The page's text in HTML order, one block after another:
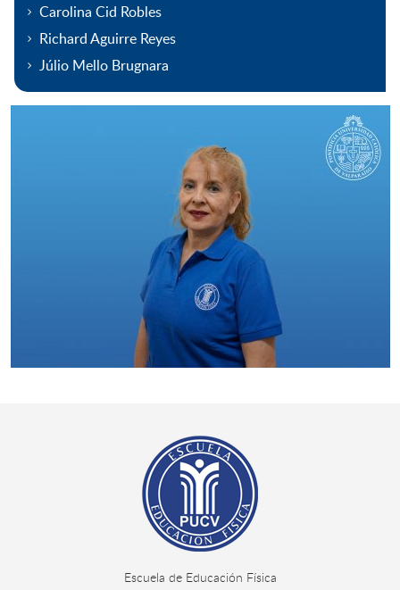
Carolina Cid Robles
Richard Aguirre Reyes
Júlio Mello Brugnara
Escuela de Educación Física